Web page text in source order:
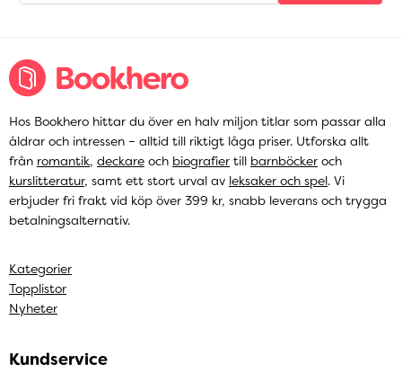
Hos Bookhero hittar du över en halv miljon titlar som passar alla
åldrar och intressen – alltid till riktigt låga priser. Utforska allt
från romantik, deckare och biografier till barnböcker och
kurslitteratur, samt ett stort urval av leksaker och spel. Vi
erbjuder fri frakt vid köp över 399 kr, snabb leverans och trygga
betalningsalternativ.
Kategorier
Topplistor
Nyheter
Kundservice